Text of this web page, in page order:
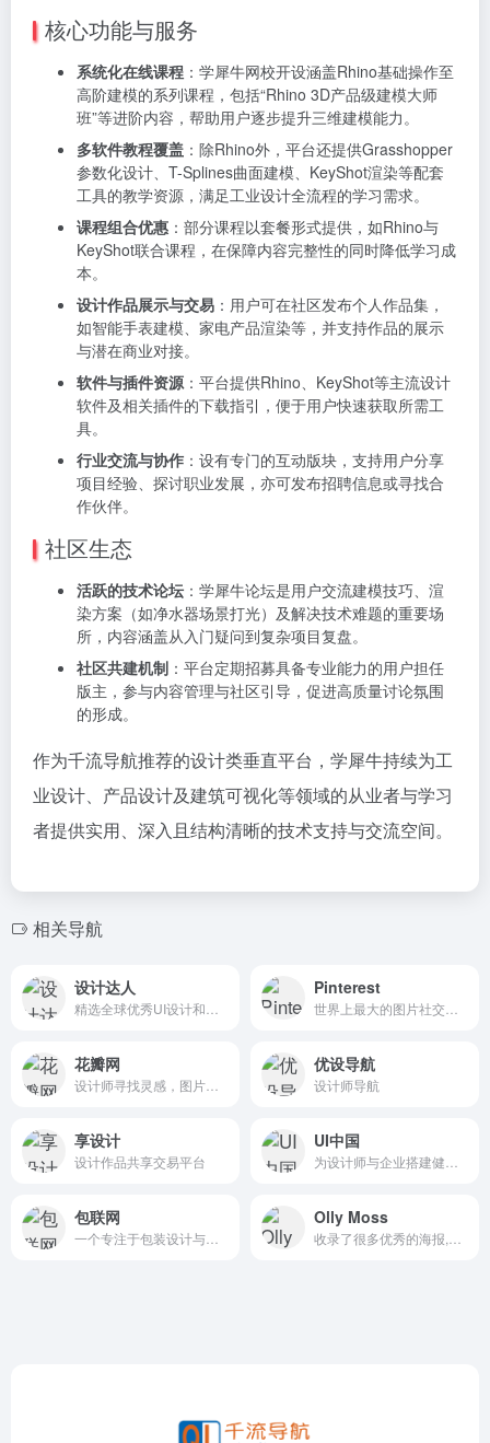
核心功能与服务
系统化在线课程 ：学犀牛网校开设涵盖Rhino基础操作至
高阶建模的系列课程，包括“Rhino 3D产品级建模大师
班”等进阶内容，帮助用户逐步提升三维建模能力。
多软件教程覆盖 ：除Rhino外，平台还提供Grasshopper
参数化设计、T-Splines曲面建模、KeyShot渲染等配套
工具的教学资源，满足工业设计全流程的学习需求。
课程组合优惠 ：部分课程以套餐形式提供，如Rhino与
KeyShot联合课程，在保障内容完整性的同时降低学习成
本。
设计作品展示与交易 ：用户可在社区发布个人作品集，
如智能手表建模、家电产品渲染等，并支持作品的展示
与潜在商业对接。
软件与插件资源 ：平台提供Rhino、KeyShot等主流设计
软件及相关插件的下载指引，便于用户快速获取所需工
具。
行业交流与协作 ：设有专门的互动版块，支持用户分享
项目经验、探讨职业发展，亦可发布招聘信息或寻找合
作伙伴。
社区生态
活跃的技术论坛 ：学犀牛论坛是用户交流建模技巧、渲
染方案（如净水器场景打光）及解决技术难题的重要场
所，内容涵盖从入门疑问到复杂项目复盘。
社区共建机制 ：平台定期招募具备专业能力的用户担任
版主，参与内容管理与社区引导，促进高质量讨论氛围
的形成。
作为千流导航推荐的设计类垂直平台，学犀牛持续为工
业设计、产品设计及建筑可视化等领域的从业者与学习
者提供实用、深入且结构清晰的技术支持与交流空间。
相关导航
设计达人 Pinterest
花瓣网 优设导航
设计师导航
享设计
设计作品共享交易平台
UI中国
包联网 Olly Moss